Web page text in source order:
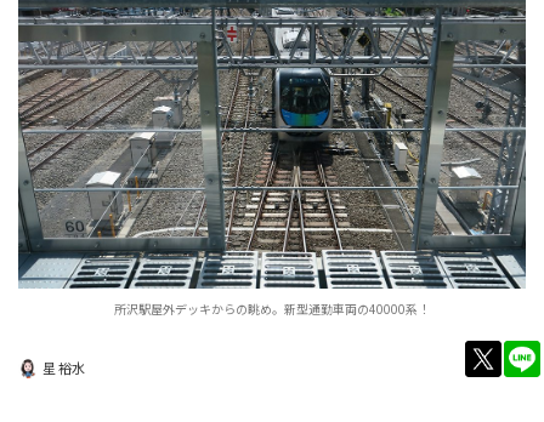
所沢駅屋外デッキからの眺め。新型通勤車両の40000系！
星 裕水